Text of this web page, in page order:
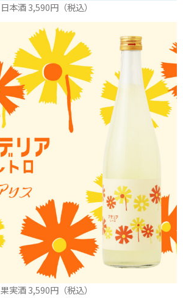
日本酒 3,590円（税込）
果実酒 3,590円（税込）